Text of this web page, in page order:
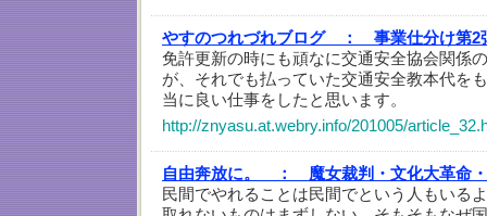
やすのつれづれブログ ：
事業仕分け第2
免許更新の時にも頑なに交通安全協会関係
が、それでも払っていた交通安全教本代を
当に良い仕事をしたと思います。
http://znyasu.at.webry.info/201005/
自由奔放に。 ：
魔女裁判・文化大革命
民間でやれることは民間でという人もいる